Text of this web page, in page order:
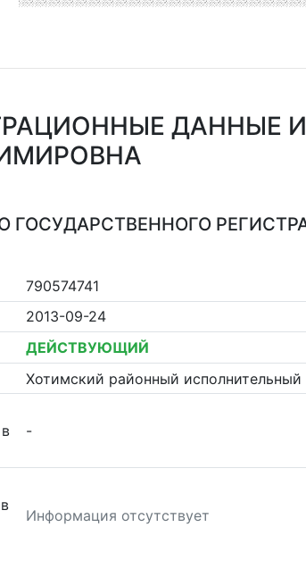
ДАННЫЕ
ГОСУДАРСТВЕННОГО
790574741
2013-09-24
ДЕЙСТВУЮЩИЙ
Хотимский районный исполнительный
-
Информация отсутствует